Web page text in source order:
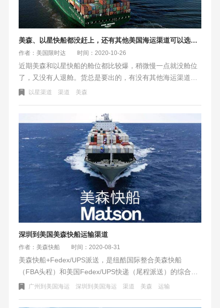
美森、以星快船都没赶上，还有其他美国海运渠道可以选吗？
作者：美国限时达 时间：2020-10-26
近期美森和以星快船的舱位都比较爆，稍微慢一点就没舱位
了，又没有人退舱。货总是要出的，有没有其他海运渠道的
解决方案呢？纽酷国际还有一种替代方案——美国限时达。
以星渠道 渠道 美森
深圳到美国美森快船运输渠道
作者：美森快船 时间：2020-08-31
美森快船+Fedex/UPS派送，是纽酷国际整合美森快船
（FBA头程​）和美国Fedex/UPS快递（尾程派送）的综合物
流运输服务渠道。具有时效快，船期稳，性价比高的特点。
广州到美国海运 深圳到美国海运 渠道 美森 运输